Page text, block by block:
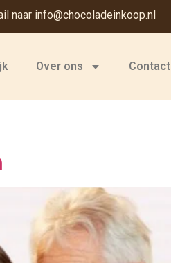
naar info@chocoladeinkoop.nl
Over ons Contact